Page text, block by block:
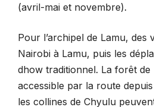
(avril-mai et novembre).
Pour l’archipel de Lamu, des
Nairobi à Lamu, puis les
dhow traditionnel. La forêt de
accessible par la route
les collines de Chyulu